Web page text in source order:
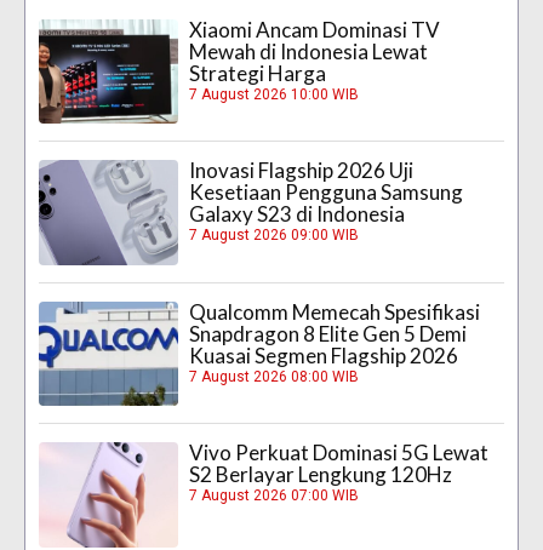
Xiaomi Ancam Dominasi TV
Mewah di Indonesia Lewat
Strategi Harga
7 August 2026 10:00 WIB
Inovasi Flagship 2026 Uji
Kesetiaan Pengguna Samsung
Galaxy S23 di Indonesia
7 August 2026 09:00 WIB
Qualcomm Memecah Spesifikasi
Snapdragon 8 Elite Gen 5 Demi
Kuasai Segmen Flagship 2026
7 August 2026 08:00 WIB
Vivo Perkuat Dominasi 5G Lewat
S2 Berlayar Lengkung 120Hz
7 August 2026 07:00 WIB